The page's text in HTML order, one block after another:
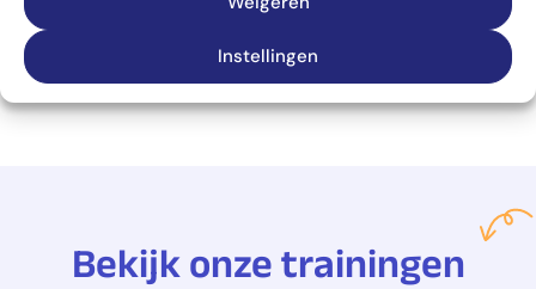
Instellingen
SPREKEN EN OVERTUIGEN
Regie houden wanneer het schuurt in
Bekijk onze trainingen